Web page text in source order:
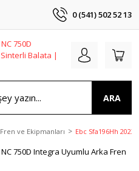
0 (541) 502 52 13
ARA
Fren ve Ekipmanları Ebc Sfa196Hh